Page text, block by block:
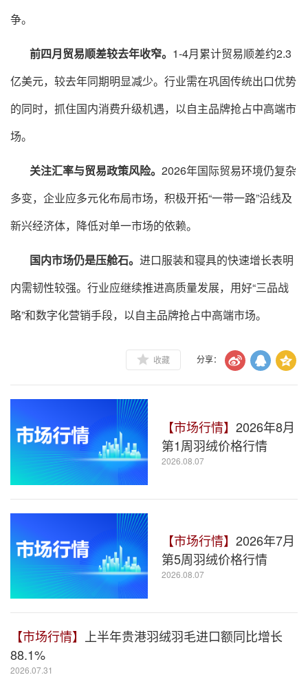
争。
前四月贸易顺差较去年收窄。 1-4月累计贸易顺差约2.3
亿美元，较去年同期明显减少。行业需在巩固传统出口优势
的同时，抓住国内消费升级机遇，以自主品牌抢占中高端市
场。
关注汇率与贸易政策风险。 2026年国际贸易环境仍复杂
多变，企业应多元化布局市场，积极开拓“一带一路”沿线及
新兴经济体，降低对单一市场的依赖。
国内市场仍是压舱石。 进口服装和寝具的快速增长表明
内需韧性较强。行业应继续推进高质量发展，用好“三品战
略”和数字化营销手段，以自主品牌抢占中高端市场。
收藏 分享：
【市场行情】 2026年8月
第1周羽绒价格行情
2026.08.07
【市场行情】 2026年7月
第5周羽绒价格行情
2026.08.07
【市场行情】 上半年贵港羽绒羽毛进口额同比增长
88.1%
2026.07.31